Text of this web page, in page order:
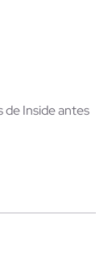
de Inside antes